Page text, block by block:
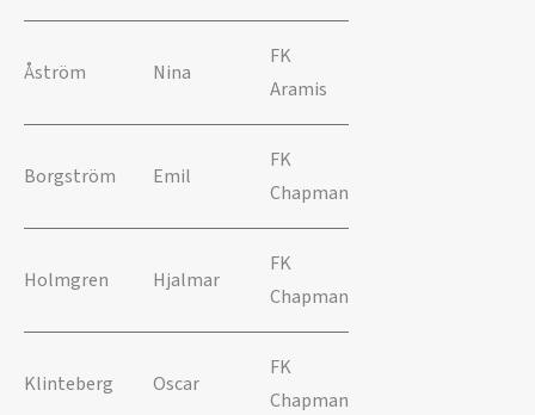
Åström Nina
FK
Aramis
Borgström Emil
FK
Chapman
Holmgren Hjalmar
FK
Chapman
Klinteberg Oscar
FK
Chapman